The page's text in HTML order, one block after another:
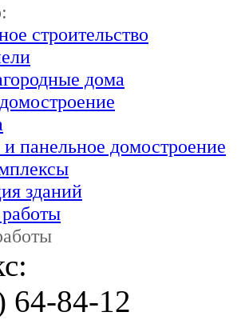
строительство
дома
панельное домостроение
зданий
64-84-12